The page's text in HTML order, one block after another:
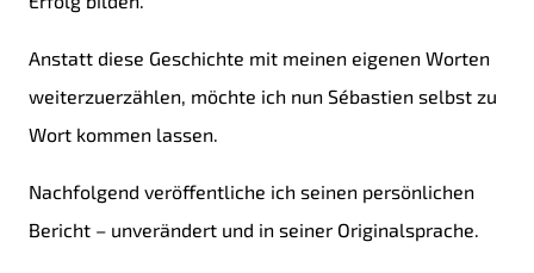
Anstatt diese Geschichte mit meinen eigenen Worten
weiterzuerzählen, möchte ich nun Sébastien selbst zu
Wort kommen lassen.
Nachfolgend veröffentliche ich seinen persönlichen
Bericht – unverändert und in seiner Originalsprache.